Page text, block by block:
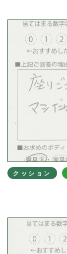
クッション